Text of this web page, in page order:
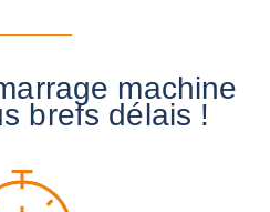
machine
brefs délais !